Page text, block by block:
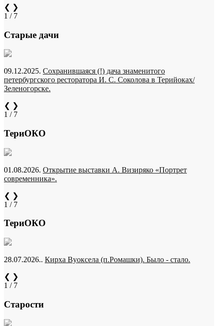
❮ ❯
1 / 7
Старые дачи
09.12.2025. Сохранившаяся (!) дача знаменитого
петербургского ресторатора И. С. Соколова в Терийоках/
Зеленогорске.
❮ ❯
1 / 7
ТериОКО
01.08.2026. Открытие выставки А. Визиряко «Портрет
современника».
❮ ❯
1 / 7
ТериОКО
28.07.2026.. Кирха Вуоксела (п.Ромашки). Было - стало.
❮ ❯
1 / 7
Старости